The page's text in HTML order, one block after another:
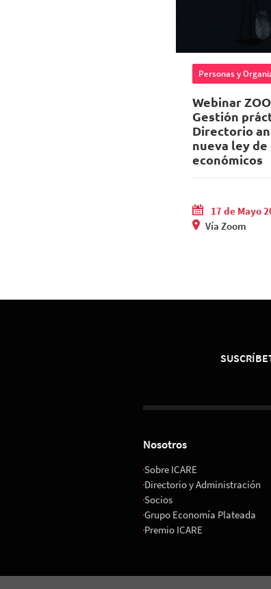
Personas y
Webinar
Gestión
Directorio
nueva ley
económicos
17 de Mayo
Vía Zoom
Nosotros
Sobre ICARE
Directorio y Administración
Socios
Grupo Economía Plateada
Premio ICARE